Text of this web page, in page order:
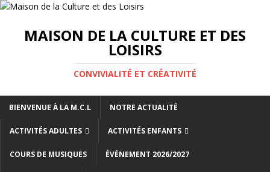
MAISON DE LA CULTURE ET DES
LOISIRS
CONVIVIALITÉ ET CRÉATIVITÉ
BIENVENUE À LA M.C.L NOTRE ACTUALITÉ
ACTIVITÉS ADULTES ACTIVITÉS ENFANTS
COURS DE MUSIQUES ÉVÉNEMENT 2026/2027